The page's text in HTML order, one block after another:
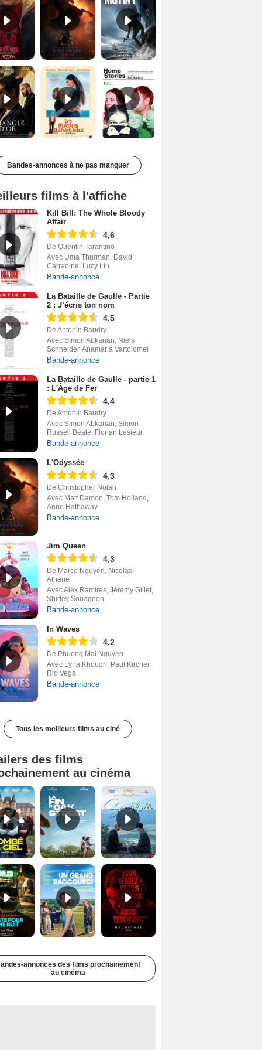
Les Matins merveilleux Bande-annonce VF Home stories Bande-annonce VO STFR
Bandes-annonces à ne pas manquer
films à l'affiche
Kill Bill: The Whole Bloody
Affair
4,6
De Quentin Tarantino
Avec Uma Thurman, David
Carradine, Lucy Liu
Bande-annonce
La Bataille de Gaulle - Partie
2 : J’écris ton nom
4,5
De Antonin Baudry
Avec Simon Abkarian, Niels
Schneider, Anamaria Vartolomei
Bande-annonce
La Bataille de Gaulle - partie 1
: L'Âge de Fer
4,4
De Antonin Baudry
Avec Simon Abkarian, Simon
Russell Beale, Florian Lesieur
Bande-annonce
L'Odyssée
4,3
De Christopher Nolan
Avec Matt Damon, Tom Holland,
Anne Hathaway
Bande-annonce
Jim Queen
4,3
De Marco Nguyen, Nicolas
Athane
Avec Alex Ramires, Jérémy Gillet,
Shirley Souagnon
Bande-annonce
In Waves
4,2
De Phuong Mai Nguyen
Avec Lyna Khoudri, Paul Kircher,
Rio Vega
Bande-annonce
Tous les meilleurs films au ciné
des films
au cinéma
Tombé du ciel Bande-annonce VF La fin d’Oak Street Bande-annonce VO STFR
Juste pour une nuit Bande-annonce VO STFR Un grand raccourci Bande-annonce VF Undertone Bande-annonce VO STFR
annonces des films prochainement
au cinéma